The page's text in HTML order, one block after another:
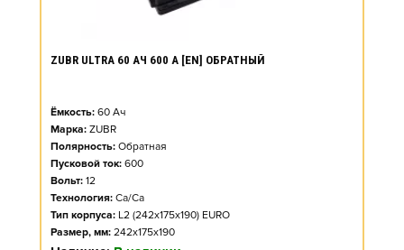
ZUBR ULTRA 60 АЧ 600 А [EN] ОБРАТНЫЙ
Ёмкость: 60 Ач
Марка: ZUBR
Полярность: Обратная
Пусковой ток: 600
Вольт: 12
Технология: Ca/Ca
Тип корпуса: L2 (242x175x190) EURO
Размер, мм: 242x175x190